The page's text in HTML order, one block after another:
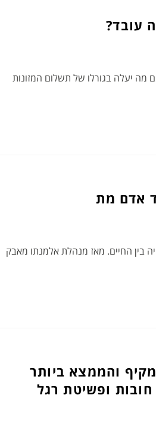
עובד?
מה יעלה בגורלו של תשלום המזונות
נגד אדם שכבר לא היה בין החיים. מאז מנהלת אלמנתו מאבק
והממצא ביותר
ופשיטת רגל